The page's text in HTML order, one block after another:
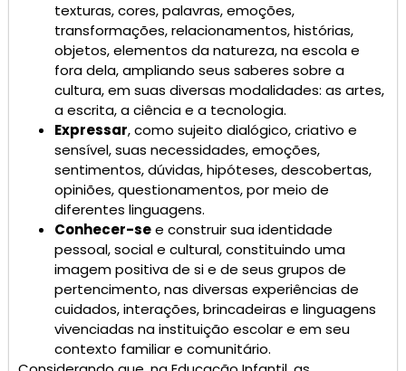
texturas, cores, palavras, emoções,
transformações, relacionamentos, histórias,
objetos, elementos da natureza, na escola e
fora dela, ampliando seus saberes sobre a
cultura, em suas diversas modalidades: as artes,
a escrita, a ciência e a tecnologia.
Expressar, como sujeito dialógico, criativo e
sensível, suas necessidades, emoções,
sentimentos, dúvidas, hipóteses, descobertas,
opiniões, questionamentos, por meio de
diferentes linguagens.
Conhecer-see construir sua identidade
pessoal, social e cultural, constituindo uma
imagem positiva de si e de seus grupos de
pertencimento, nas diversas experiências de
cuidados, interações, brincadeiras e linguagens
vivenciadas na instituição escolar e em seu
contexto familiar e comunitário.